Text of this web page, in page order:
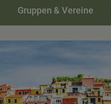
Gruppen & Vereine